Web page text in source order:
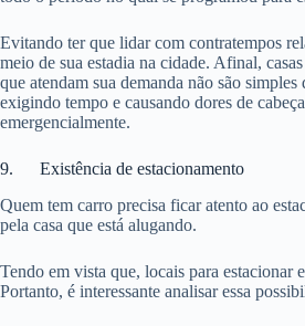
Evitando ter que lidar com contratempos
meio de sua estadia na cidade. Afinal,
que atendam sua demanda não são simples
exigindo tempo e causando dores de
emergencialmente.
9. Existência de estacionamento
Quem tem carro precisa ficar atento ao
pela casa que está alugando.
Tendo em vista que, locais para estacionar
Portanto, é interessante analisar essa